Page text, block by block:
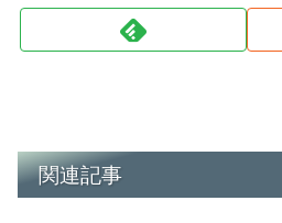
関連記事